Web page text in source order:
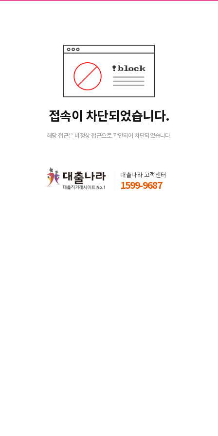
접속이 차단되었습니다.
해당 접근은 비정상 접근으로 확인되어 차단되었습니다.
대출나라 고객센터
1599-9687